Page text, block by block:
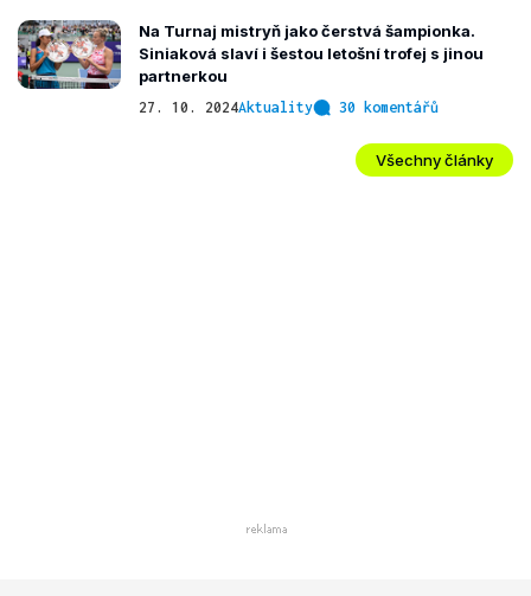
Na Turnaj mistryň jako čerstvá šampionka.
Siniaková slaví i šestou letošní trofej s jinou
partnerkou
27. 10. 2024Aktuality 30 komentářů
Všechny články